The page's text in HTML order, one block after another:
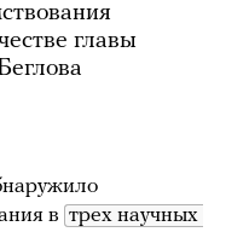
главы
в трех научных